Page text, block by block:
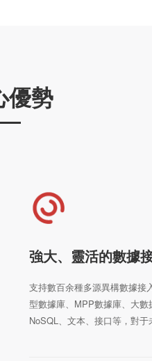
優勢
強大、靈活的數據
支持數百余種多源異構數據接
型數據庫、MPP數據庫、大數
NoSQL、文本、接口等，對